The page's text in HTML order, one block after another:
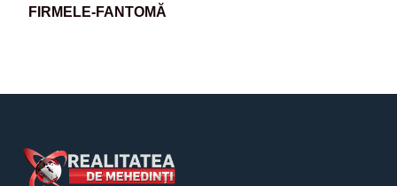
FIRMELE-FANTOMĂ